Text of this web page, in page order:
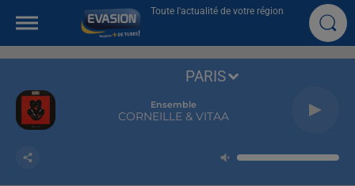
Toute l'actualité de votre région
Ensemble
CORNEILLE & VITAA
PARIS